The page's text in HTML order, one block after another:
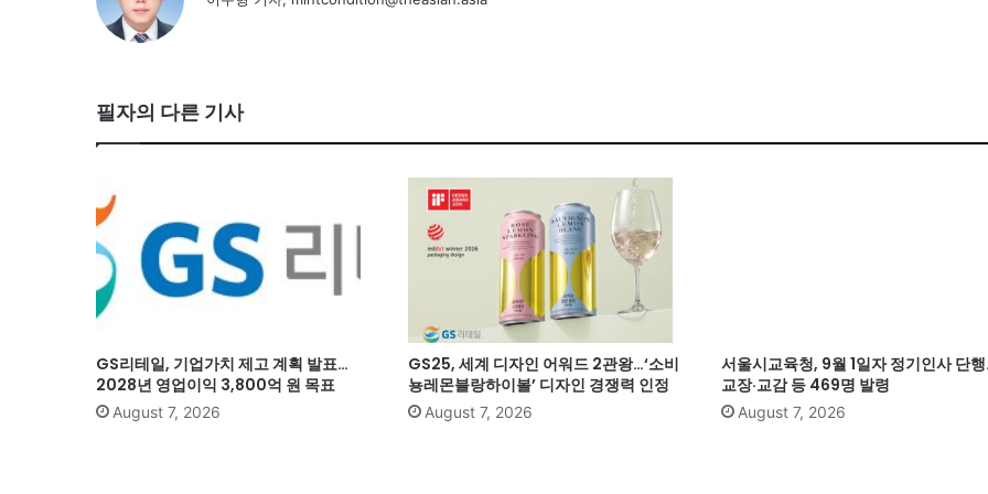
필자의 다른 기사
GS리테일, 기업가치 제고 계획 발표…
2028년 영업이익 3,800억 원 목표
August 7, 2026
GS25, 세계 디자인 어워드 2관왕…‘소비
뇽레몬블랑하이볼’ 디자인 경쟁력 인정
August 7, 2026
서울시교육청, 9월 1일자 정기인사 단
교장·교감 등 469명 발령
August 7, 2026